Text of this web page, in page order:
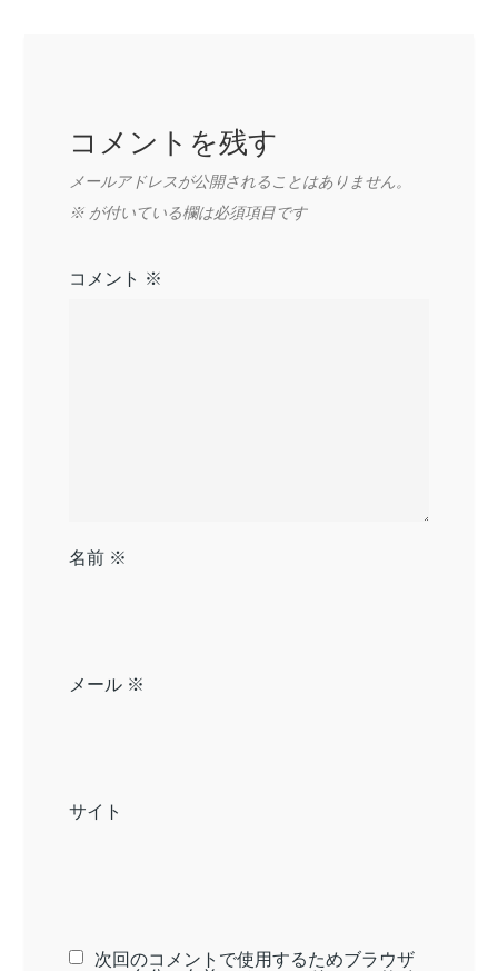
ン
コメントを残す
メールアドレスが公開されることはありません。
※ が付いている欄は必須項目です
コメント ※
名前 ※
メール ※
サイト
次回のコメントで使用するためブラウザ